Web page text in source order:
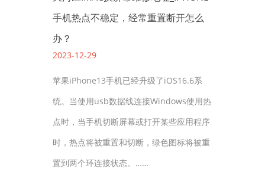
手机热点不稳定，经常重置断开怎么
办？
2023-12-29
苹果iPhone13手机已经升级了iOS16.6系
统。当使用usb数据线连接Windows使用热
点时，当手机切断屏幕或打开某些应用程序
时，热点将被重置和切断，绿色图标将被重
置到两个环连接状态。……